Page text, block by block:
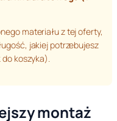
materiału z tej oferty,
jakiej potrzebujesz
koszyka).
montaż